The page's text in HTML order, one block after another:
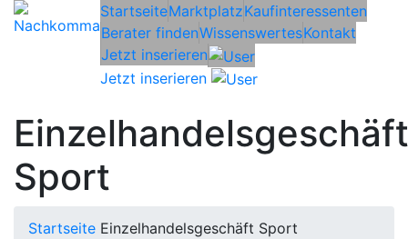
StartseiteMarktplatzKaufinteressenten
Berater findenWissenswertesKontakt
Jetzt inserieren
Jetzt inserieren
Einzelhandelsgeschäft
Sport
Startseite Einzelhandelsgeschäft Sport